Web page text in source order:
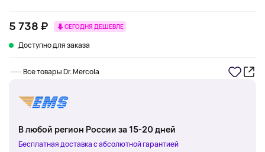
5 738 ₽ СЕГОДНЯ ДЕШЕВЛЕ
Доступно для заказа
Все товары Dr. Mercola
В любой регион России за 15-20 дней
Бесплатная доставка с абсолютной гарантией